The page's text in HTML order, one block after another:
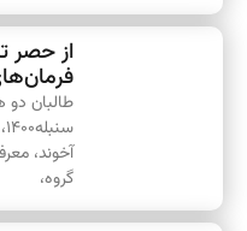
از حصر
آخوند،
گروه،